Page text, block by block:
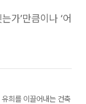
가’만큼이나 ‘어
희를 이끌어내는 건축